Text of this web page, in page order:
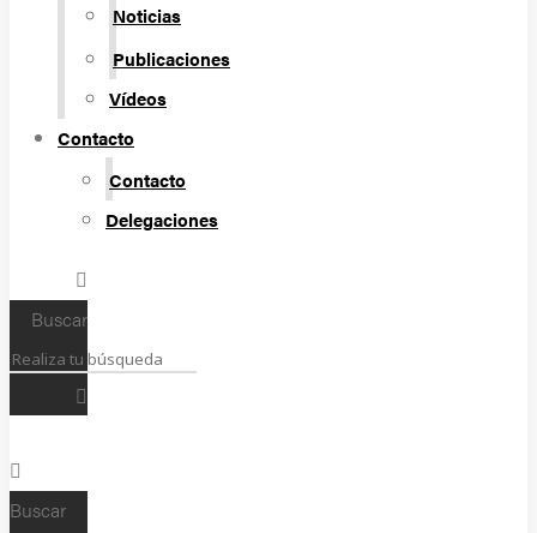
Noticias
Publicaciones
Vídeos
Contacto
Contacto
Delegaciones
Buscar
Buscar